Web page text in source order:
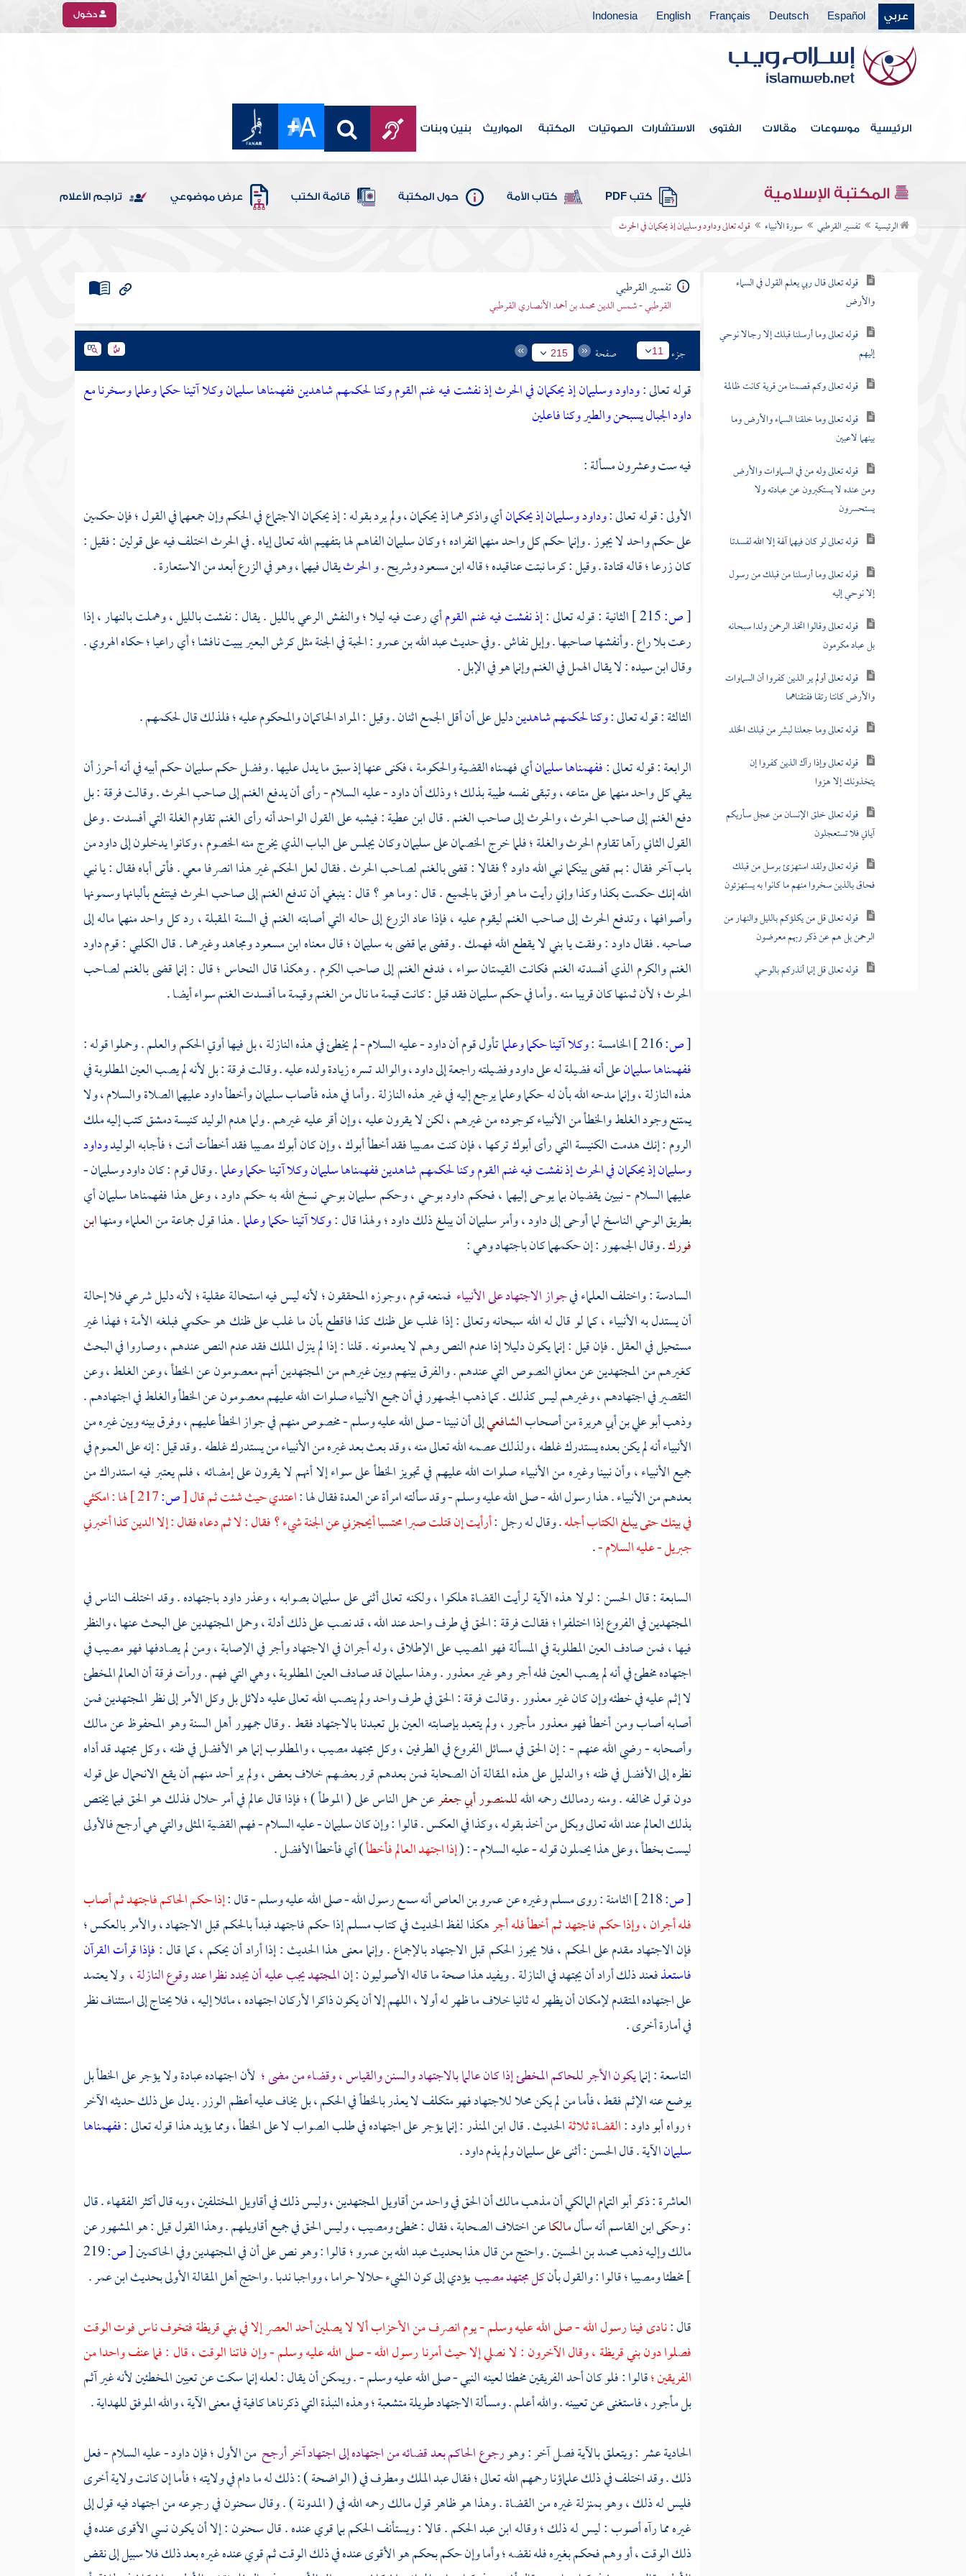
عربي Español
Deutsch
Français
English
Indonesia دخول
الرئيسية موسوعات مقالات الفتوى الاستشارات الصوتيات المكتبة المواريث بنين وبنات
المكتبة الإسلامية كتب PDF كتاب الأمة حول المكتبة قائمة الكتب عرض موضوعي تراجم الأعلام
الرئيسية تفسير القرطبي سورة الأنبياء قوله تعالى وداود وسليمان إذ يحكمان في الحرث
سورة الحجر
سورة النحل
سورة الإسراء
سورة الكهف
سورة مريم
سورة طه عليه السلام
سورة الأنبياء
قوله تعالى قال ربي يعلم القول في السماء
والأرض
قوله تعالى وما أرسلنا قبلك إلا رجالا نوحي
إليهم
قوله تعالى وكم قصمنا من قرية كانت ظالمة
قوله تعالى وما خلقنا السماء والأرض وما
بينهما لاعبين
قوله تعالى وله من في السماوات والأرض
ومن عنده لا يستكبرون عن عبادته ولا
يستحسرون
قوله تعالى لو كان فيهما آلهة إلا الله لفسدتا
قوله تعالى وما أرسلنا من قبلك من رسول
إلا نوحي إليه
قوله تعالى وقالوا اتخذ الرحمن ولدا سبحانه
بل عباد مكرمون
قوله تعالى أولم ير الذين كفروا أن السماوات
والأرض كانتا رتقا ففتقناهما
قوله تعالى وما جعلنا لبشر من قبلك الخلد
قوله تعالى وإذا رآك الذين كفروا إن
يتخذونك إلا هزوا
قوله تعالى خلق الإنسان من عجل سأريكم
آياتي فلا تستعجلون
قوله تعالى ولقد استهزئ برسل من قبلك
فحاق بالذين سخروا منهم ما كانوا به يستهزئون
قوله تعالى قل من يكلؤكم بالليل والنهار من
الرحمن بل هم عن ذكر ربهم معرضون
قوله تعالى قل إنما أنذركم بالوحي
تفسير القرطبي
القرطبي - شمس الدين محمد بن أحمد الأنصاري القرطبي
جزء 11 صفحة 215
قوله تعالى :وداود وسليمان إذ يحكمان في الحرث إذ نفشت فيه غنم القوم وكنا لحكمهم شاهدين ففهمناها سليمان وكلا آتينا حكما وعلما وسخرنا مع
داود الجبال يسبحن والطير وكنا فاعلين
فيه ست وعشرون مسألة :
الأولى : قوله تعالى :وداود وسليمان إذ يحكمانأي واذكرهما إذ يحكمان ، ولم يرد بقوله : إذ يحكمان الاجتماع في الحكم وإن جمعهما في القول ؛ فإن حكمين
على حكم واحد لا يجوز . وإنما حكم كل واحد منهما انفراده ؛ وكانسليمانالفاهم لها بتفهيم الله تعالى إياه . في الحرث اختلف فيه على قولين : فقيل :
كان زرعا ؛ قالهقتادة. وقيل : كرما نبتت عناقيده ؛ قالهابن مسعودوشريح. والحرثيقال فيهما ، وهو في الزرع أبعد من الاستعارة .
[ص: الثانية : قوله تعالى :إذ نفشت فيه غنم القومأي رعت فيه ليلا ؛ والنفش الرعي بالليل . يقال : نفشت بالليل ، وهملت بالنهار ، إذا
رعت بلا راع . وأنفشها صاحبها . وإبل نفاش . وفي حديثعبد الله بن عمرو: الحبة في الجنة مثل كرش البعير يبيت نافشا ؛ أي راعيا ؛ حكاهالهروي.
وقالابن سيده: لا يقال الهمل في الغنم وإنما هو في الإبل .
الثالثة : قوله تعالى :وكنا لحكمهم شاهديندليل على أن أقل الجمع اثنان . وقيل : المراد الحاكمان والمحكوم عليه ؛ فلذلك قال لحكمهم .
الرابعة : قوله تعالى :ففهمناها سليمانأي فهمناه القضية والحكومة ، فكنى عنها إذ سبق ما يدل عليها . وفضل حكمسليمانحكم أبيه في أنه أحرز أن
يبقي كل واحد منهما على متاعه ، وتبقى نفسه طيبة بذلك ؛ وذلك أنداود- عليه السلام - رأى أن يدفع الغنم إلى صاحب الحرث . وقالت فرقة : بل
دفع الغنم إلى صاحب الحرث ، والحرث إلى صاحب الغنم . قالابن عطية: فيشبه على القول الواحد أنه رأى الغنم تقاوم الغلة التي أفسدت . وعلى
القول الثاني رآها تقاوم الحرث والغلة ؛ فلما خرج الخصمان علىسليمانوكان يجلس على الباب الذي يخرج منه الخصوم ، وكانوا يدخلون إلىداودمن
باب آخر فقال : بم قضى بينكما نبي اللهداود؟ فقالا : قضى بالغنم لصاحب الحرث . فقال لعل الحكم غير هذا انصرفا معي . فأتى أباه فقال : يا نبي
الله إنك حكمت بكذا وكذا وإني رأيت ما هو أرفق بالجميع . قال : وما هو ؟ قال : ينبغي أن تدفع الغنم إلى صاحب الحرث فينتفع بألبانها وسمونها
وأصوافها ، وتدفع الحرث إلى صاحب الغنم ليقوم عليه ، فإذا عاد الزرع إلى حاله التي أصابته الغنم في السنة المقبلة ، رد كل واحد منهما ماله إلى
صاحبه . فقالداود: وفقت يا بني لا يقطع الله فهمك . وقضى بما قضى بهسليمان ؛قال معناهابن مسعودومجاهدوغيرهما . قالالكلبي: قومداود
الغنم والكرم الذي أفسدته الغنم فكانت القيمتان سواء ، فدفع الغنم إلى صاحب الكرم . وهكذا قالالنحاس ؛قال : إنما قضى بالغنم لصاحب
الحرث ؛ لأن ثمنها كان قريبا منه . وأما في حكمسليمانفقد قيل : كانت قيمة ما نال من الغنم وقيمة ما أفسدت الغنم سواء أيضا .
[ص:216 ] الخامسة :وكلا آتينا حكما وعلماتأول قوم أنداود- عليه السلام - لم يخطئ في هذه النازلة ، بل فيها أوتي الحكم والعلم . وحملوا قوله :
ففهمناها سليمانعلى أنه فضيلة له علىداودوفضيلته راجعة إلىداود ،والوالد تسره زيادة ولده عليه . وقالت فرقة : بل لأنه لم يصب العين المطلوبة في
هذه النازلة ، وإنما مدحه الله بأن له حكما وعلما يرجع إليه في غير هذه النازلة . وأما في هذه فأصابسليمانوأخطأداودعليهما الصلاة والسلام ، ولا
يمتنع وجود الغلط والخطأ من الأنبياء كوجوده من غيرهم ، لكن لا يقرون عليه ، وإن أقر عليه غيرهم . ولما هدمالوليدكنيسة دمشقكتب إليه ملك
الروم : إنك هدمت الكنيسة التي رأى أبوك تركها ، فإن كنت مصيبا فقد أخطأ أبوك ، وإن كان أبوك مصيبا فقد أخطأت أنت ؛ فأجابهالوليدوداود
وسليمان إذ يحكمان في الحرث إذ نفشت فيه غنم القوم وكنا لحكمهم شاهدين ففهمناها سليمان وكلا آتينا حكما وعلما. وقال قوم : كانداودوسليمان-
عليهما السلام - نبيين يقضيان بما يوحى إليهما ، فحكمداودبوحي ، وحكمسليمانبوحي نسخ الله به حكمداود ،وعلى هذا ففهمناها سليمان أي
بطريق الوحي الناسخ لما أوحى إلىداود ،وأمرسليمانأن يبلغ ذلكداود ؛ولهذا قال :وكلا آتينا حكما وعلما. هذا قول جماعة من العلماء ومنهاابن
فورك. وقال الجمهور : إن حكمهما كان باجتهاد وهي :
السادسة : واختلف العلماء فيجواز الاجتهاد على الأنبياء فمنعه قوم ، وجوزه المحققون ؛ لأنه ليس فيه استحالة عقلية ؛ لأنه دليل شرعي فلا إحالة
أن يستدل به الأنبياء ، كما لو قال له الله سبحانه وتعالى : إذا غلب على ظنك كذا فاقطع بأن ما غلب على ظنك هو حكمي فبلغه الأمة ؛ فهذا غير
مستحيل في العقل . فإن قيل : إنما يكون دليلا إذا عدم النص وهم لا يعدمونه . قلنا : إذا لم ينزل الملك فقد عدم النص عندهم ، وصاروا في البحث
كغيرهم من المجتهدين عن معاني النصوص التي عندهم . والفرق بينهم وبين غيرهم من المجتهدين أنهم معصومون عن الخطأ ، وعن الغلط ، وعن
التقصير في اجتهادهم ، وغيرهم ليس كذلك . كما ذهب الجمهور في أن جميع الأنبياء صلوات الله عليهم معصومون عن الخطأ والغلط في اجتهادهم .
وذهبأبو علي بن أبي هريرةمن أصحابالشافعيإلى أن نبينا - صلى الله عليه وسلم - مخصوص منهم في جواز الخطأ عليهم ، وفرق بينه وبين غيره من
الأنبياء أنه لم يكن بعده يستدرك غلطه ، ولذلك عصمه الله تعالى منه ، وقد بعث بعد غيره من الأنبياء من يستدرك غلطه . وقد قيل : إنه على العموم في
جميع الأنبياء ، وأن نبينا وغيره من الأنبياء صلوات الله عليهم في تجويز الخطأ على سواء إلا أنهم لا يقرون على إمضائه ، فلم يعتبر فيه استدراك من
بعدهم من الأنبياء . هذا رسول الله - صلى الله عليه وسلم - وقد سألته امرأة عن العدة فقال لها :اعتدي حيث شئت ثم قال[ص:
لها : امكثي
في بيتك حتى يبلغ الكتاب أجله. وقال له رجل :أرأيت إن قتلت صبرا محتسبا أيحجزني عن الجنة شيء ؟ فقال : لا ثم دعاه فقال : إلا الدين كذا أخبرني
جبريل- عليه السلام -.
السابعة : قالالحسن: لولا هذه الآية لرأيت القضاة هلكوا ، ولكنه تعالى أثنى علىسليمانبصوابه ، وعذرداودباجتهاده . وقد اختلف الناس في
المجتهدين في الفروع إذا اختلفوا ؛ فقالت فرقة : الحق في طرف واحد عند الله ، قد نصب على ذلك أدلة ، وحمل المجتهدين على البحث عنها ، والنظر
فيها ، فمن صادف العين المطلوبة في المسألة فهو المصيب على الإطلاق ، وله أجران في الاجتهاد وأجر في الإصابة ، ومن لم يصادفها فهو مصيب في
اجتهاده مخطئ في أنه لم يصب العين فله أجر وهو غير معذور . وهذاسليمانقد صادف العين المطلوبة ، وهي التي فهم . ورأت فرقة أن العالم المخطئ
لا إثم عليه في خطئه وإن كان غير معذور . وقالت فرقة : الحق في طرف واحد ولم ينصب الله تعالى عليه دلائل بل وكل الأمر إلى نظر المجتهدين فمن
أصابه أصاب ومن أخطأ فهو معذور مأجور ، ولم يتعبد بإصابته العين بل تعبدنا بالاجتهاد فقط . وقال جمهور أهل السنة وهو المحفوظ عنمالك
وأصحابه - رضي الله عنهم - : إن الحق في مسائل الفروع في الطرفين ، وكل مجتهد مصيب ، والمطلوب إنما هو الأفضل في ظنه ، وكل مجتهد قد أداه
نظره إلى الأفضل في ظنه ؛ والدليل على هذه المقالة أن الصحابة فمن بعدهم قرر بعضهم خلاف بعض ، ولم ير أحد منهم أن يقع الانحمال على قوله
دون قول مخالفه . ومنه ردمالكرحمه اللهللمنصور أبي جعفرعن حمل الناس على ( الموطأ ) ؛ فإذا قال عالم في أمر حلال فذلك هو الحق فيما يختص
بذلك العالم عند الله تعالى وبكل من أخذ بقوله ، وكذا في العكس . قالوا : وإن كانسليمان- عليه السلام - فهم القضية المثلى والتي هي أرجح فالأولى
ليست بخطأ ، وعلى هذا يحملون قوله - عليه السلام - : (إذا اجتهد العالم فأخطأ) أي فأخطأ الأفضل .
[ص: الثامنة : روىمسلموغيره عنعمرو بن العاصأنه سمع رسول الله - صلى الله عليه وسلم - قال :إذا حكم الحاكم فاجتهد ثم أصاب
فله أجران ، وإذا حكم فاجتهد ثم أخطأ فله أجرهكذا لفظ الحديث في كتابمسلمإذا حكم فاجتهد فبدأ بالحكم قبل الاجتهاد ، والأمر بالعكس ؛
فإن الاجتهاد مقدم على الحكم ، فلا يجوز الحكم قبل الاجتهاد بالإجماع . وإنما معنى هذا الحديث : إذا أراد أن يحكم ، كما قال :فإذا قرأت القرآن
فاستعذفعند ذلك أراد أن يجتهد في النازلة . ويفيد هذا صحة ما قاله الأصوليون : إنالمجتهد يجب عليه أن يجدد نظرا عند وقوع النازلة ، ولا يعتمد
على اجتهاده المتقدم لإمكان أن يظهر له ثانيا خلاف ما ظهر له أولا ، اللهم إلا أن يكون ذاكرا لأركان اجتهاده ، مائلا إليه ، فلا يحتاج إلى استئناف نظر
في أمارة أخرى .
التاسعة : إنمايكون الأجر للحاكم المخطئ إذا كان عالما بالاجتهاد والسنن والقياس ، وقضاء من مضى ؛ لأن اجتهاده عبادة ولا يؤجر على الخطأ بل
يوضع عنه الإثم فقط ، فأما من لم يكن محلا للاجتهاد فهو متكلف لا يعذر بالخطأ في الحكم ، بل يخاف عليه أعظم الوزر . يدل على ذلك حديثه الآخر
؛ رواهأبو داود:القضاة ثلاثةالحديث . قالابن المنذر: إنما يؤجر على اجتهاده في طلب الصواب لا على الخطأ ، ومما يؤيد هذا قوله تعالى :ففهمناها
سليمانالآية . قالالحسن: أثنى علىسليمانولم يذمداود.
العاشرة : ذكرأبو التمام المالكيأن مذهبمالكأن الحق في واحد من أقاويل المجتهدين ، وليس ذلك في أقاويل المختلفين ، وبه قال أكثر الفقهاء . قال
: وحكىابن القاسمأنه سألمالكاعن اختلاف الصحابة ، فقال : مخطئ ومصيب ، وليس الحق في جميع أقاويلهم . وهذا القول قيل : هو المشهور عن
مالكوإليه ذهبمحمد بن الحسين. واحتج من قال هذا بحديثعبد الله بن عمرو ؛قالوا : وهو نص على أن في المجتهدين وفي الحاكمين[ص:219
]مخطئا ومصيبا ؛ قالوا : والقول بأنكل مجتهد مصيبيؤدي إلى كون الشيء حلالا حراما ، وواجبا ندبا . واحتج أهل المقالة الأولى بحديثابن عمر.
قال :نادى فينا رسول الله - صلى الله عليه وسلم - يوم انصرف من الأحزاب ألا لا يصلين أحد العصر إلا فيبني قريظةفتخوف ناس فوت الوقت
فصلوا دونبني قريظة ،وقال الآخرون : لا نصلي إلا حيث أمرنا رسول الله - صلى الله عليه وسلم - وإن فاتنا الوقت ، قال : فما عنف واحدا من
الفريقين ؛قالوا : فلو كان أحد الفريقين مخطئا لعينه النبي - صلى الله عليه وسلم - . ويمكن أن يقال : لعله إنما سكت عن تعيين المخطئين لأنه غير آثم
بل مأجور ، فاستغنى عن تعيينه . والله أعلم . ومسألة الاجتهاد طويلة متشعبة ؛ وهذه النبذة التي ذكرناها كافية في معنى الآية ، والله الموفق للهداية .
الحادية عشر : ويتعلق بالآية فصل آخر : وهورجوع الحاكم بعد قضائه من اجتهاده إلى اجتهاد آخر أرجح من الأول ؛ فإنداود- عليه السلام - فعل
ذلك . وقد اختلف في ذلك علماؤنا رحمهم الله تعالى ؛ فقالعبد الملكومطرففي ( الواضحة ) : ذلك له ما دام في ولايته ؛ فأما إن كانت ولاية أخرى
فليس له ذلك ، وهو بمنزلة غيره من القضاة . وهذا هو ظاهر قولمالكرحمه الله في ( المدونة ) . وقالسحنونفي رجوعه من اجتهاد فيه قول إلى
غيره مما رآه أصوب : ليس له ذلك ؛ وقالهابن عبد الحكم. قالا : ويستأنف الحكم بما قوي عنده . قالسحنون: إلا أن يكون نسي الأقوى عنده في
ذلك الوقت ، أو وهم فحكم بغيره فله نقضه ؛ وأما وإن حكم بحكم هو الأقوى عنده في ذلك الوقت ثم قوي عنده غيره بعد ذلك فلا سبيل إلى نقض